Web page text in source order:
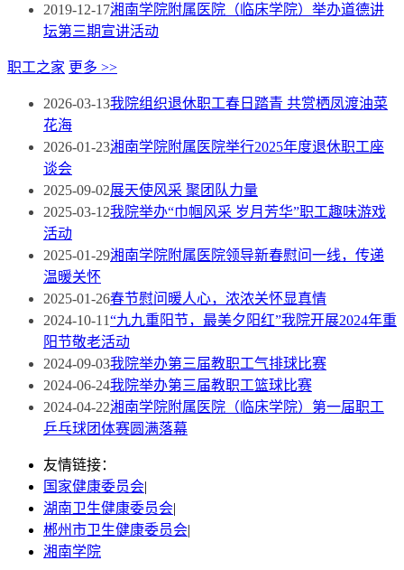
2019-12-17湘南学院附属医院（临床学院）举办道德讲
坛第三期宣讲活动
职工之家 更多 >>
2026-03-13我院组织退休职工春日踏青 共赏栖凤渡油菜
花海
2026-01-23湘南学院附属医院举行2025年度退休职工座
谈会
2025-09-02展天使风采 聚团队力量
2025-03-12我院举办“巾帼风采 岁月芳华”职工趣味游戏
活动
2025-01-29湘南学院附属医院领导新春慰问一线，传递
温暖关怀
2025-01-26春节慰问暖人心，浓浓关怀显真情
2024-10-11“九九重阳节，最美夕阳红”我院开展2024年重
阳节敬老活动
2024-09-03我院举办第三届教职工气排球比赛
2024-06-24我院举办第三届教职工篮球比赛
2024-04-22湘南学院附属医院（临床学院）第一届职工
乒乓球团体赛圆满落幕
友情链接：
国家健康委员会|
湖南卫生健康委员会|
郴州市卫生健康委员会|
湘南学院